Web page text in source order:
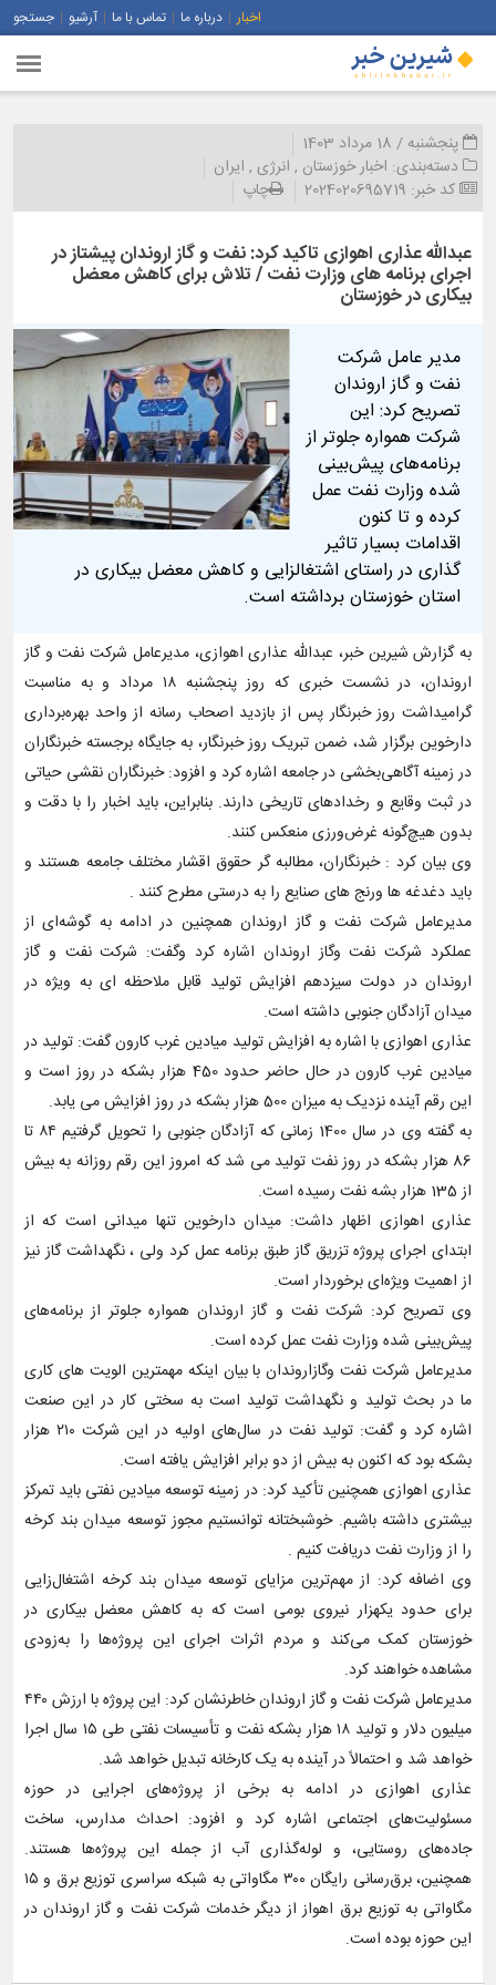
اخبار درباره ما تماس با ما آرشیو جستجو
پنجشنبه / 18 مرداد 1403
دسته‌بندی: اخبار خوزستان , انرژی , ایران
کد خبر: 2024020695719 چاپ
عبدالله عذاری اهوازی تاکید کرد: نفت و گاز اروندان پیشتاز در
اجرای برنامه های وزارت نفت / تلاش برای کاهش معضل
بیکاری در خوزستان
مدیر عامل شرکت
نفت و گاز اروندان
تصریح کرد: این
شرکت همواره جلوتر از
برنامه‌های پیش‌بینی
شده وزارت نفت عمل
کرده و تا کنون
اقدامات بسیار تاثیر
گذاری در راستای اشتغالزایی و کاهش معضل بیکاری در
استان خوزستان برداشته است.
به گزارش شیرین خبر، عبدالله عذاری اهوازی، مدیرعامل شرکت نفت و گاز
اروندان، در نشست خبری که روز پنجشنبه ۱۸ مرداد و به مناسبت
گرامیداشت روز خبرنگار پس از بازدید اصحاب رسانه از واحد بهره‌برداری
دارخوین برگزار شد، ضمن تبریک روز خبرنگار، به جایگاه برجسته خبرنگاران
در زمینه آگاهی‌بخشی در جامعه اشاره کرد و افزود: خبرنگاران نقشی حیاتی
در ثبت وقایع و رخدادهای تاریخی دارند. بنابراین، باید اخبار را با دقت و
بدون هیچ‌گونه غرض‌ورزی منعکس کنند.
وی بیان کرد : خبرنگاران، مطالبه گر حقوق اقشار مختلف جامعه هستند و
باید دغدغه ها و‌رنج های صنایع را به درستی مطرح کنند .
مدیرعامل شرکت نفت و گاز اروندان همچنین در ادامه به گوشه‌ای از
عملکرد شرکت نفت و‌گاز اروندان اشاره کرد و‌گفت: شرکت نفت و گاز
اروندان در دولت سیزدهم افزایش تولید قابل ملاحظه ای به ویژه در
میدان آزادگان جنوبی داشته است.
عذاری اهوازی با اشاره به افزایش تولید میادین غرب کارون گفت: تولید در
میادین غرب کارون در حال حاضر حدود 450 هزار بشکه در روز است و
این رقم آینده نزدیک به میزان 500 هزار بشکه در روز افزایش می یابد.
به گفته وی در سال 1400 زمانی که آزادگان جنوبی را تحویل گرفتیم ۸۴ تا
86 هزار بشکه در روز نفت تولید می شد که امروز این رقم روزانه به بیش
از 135 هزار بشه نفت رسیده است.
عذاری اهوازی اظهار داشت: میدان دارخوین تنها میدانی است که از
ابتدای اجرای پروژه تزریق گاز طبق برنامه عمل کرد ولی ، نگهداشت گاز نیز
از اهمیت ویژه‌ای برخوردار است.
وی تصریح کرد: شرکت نفت و گاز اروندان همواره جلوتر از برنامه‌های
پیش‌بینی شده وزارت نفت عمل کرده است.
مدیرعامل شرکت نفت و‌گازاروندان با بیان اینکه مهمترین الویت های کاری
ما در بحث تولید و نگهداشت‌ تولید است به سختی کار در این صنعت
اشاره کرد و گفت: تولید نفت در سال‌های اولیه در این شرکت ۲۱۰ هزار
بشکه بود که اکنون به بیش از دو برابر افزایش یافته است.
عذاری اهوازی همچنین تأکید کرد: در زمینه توسعه میادین نفتی باید تمرکز
بیشتری داشته باشیم. خوشبختانه توانستیم مجوز توسعه میدان بند کرخه
را از وزارت نفت دریافت کنیم .
وی اضافه کرد: از مهم‌ترین مزایای توسعه میدان بند کرخه اشتغال‌زایی
برای حدود یکهزار نیروی بومی است که به کاهش معضل بیکاری در
خوزستان کمک می‌کند و مردم اثرات اجرای این پروژه‌ها را به‌زودی
مشاهده خواهند کرد.
مدیرعامل شرکت نفت و گاز اروندان خاطرنشان کرد: این پروژه با ارزش ۴۴۰
میلیون دلار و تولید ۱۸ هزار بشکه نفت و تأسیسات نفتی طی ۱۵ سال اجرا
خواهد شد و احتمالاً در آینده به یک کارخانه تبدیل خواهد شد.
عذاری اهوازی در ادامه به برخی از پروژه‌های اجرایی در حوزه
مسئولیت‌های اجتماعی اشاره کرد و افزود: احداث مدارس، ساخت
جاده‌های روستایی، و لوله‌گذاری آب از جمله این پروژه‌ها هستند.
همچنین، برق‌رسانی رایگان ۳۰۰ مگاواتی به شبکه سراسری توزیع برق و ۱۵
مگاواتی به توزیع برق اهواز از دیگر خدمات شرکت نفت و گاز اروندان در
این حوزه بوده است.